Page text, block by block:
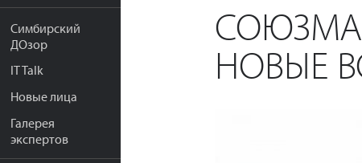
Симбирский
ДОзор
IT Talk
Новые лица
Галерея
экспертов
НОВЫЕ